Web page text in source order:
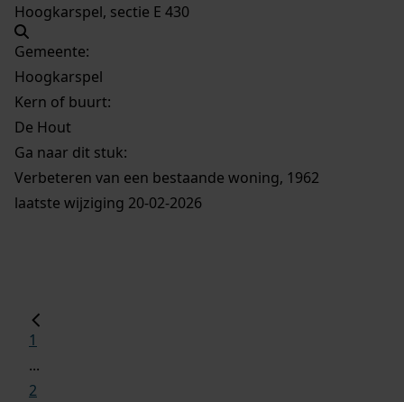
Hoogkarspel, sectie E 430
Gemeente:
Hoogkarspel
Kern of buurt:
De Hout
Ga naar dit stuk:
Verbeteren van een bestaande woning, 1962
laatste wijziging 20-02-2026
1
...
2